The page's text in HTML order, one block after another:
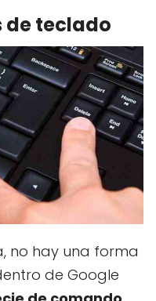
de teclado
no hay una forma
de Google